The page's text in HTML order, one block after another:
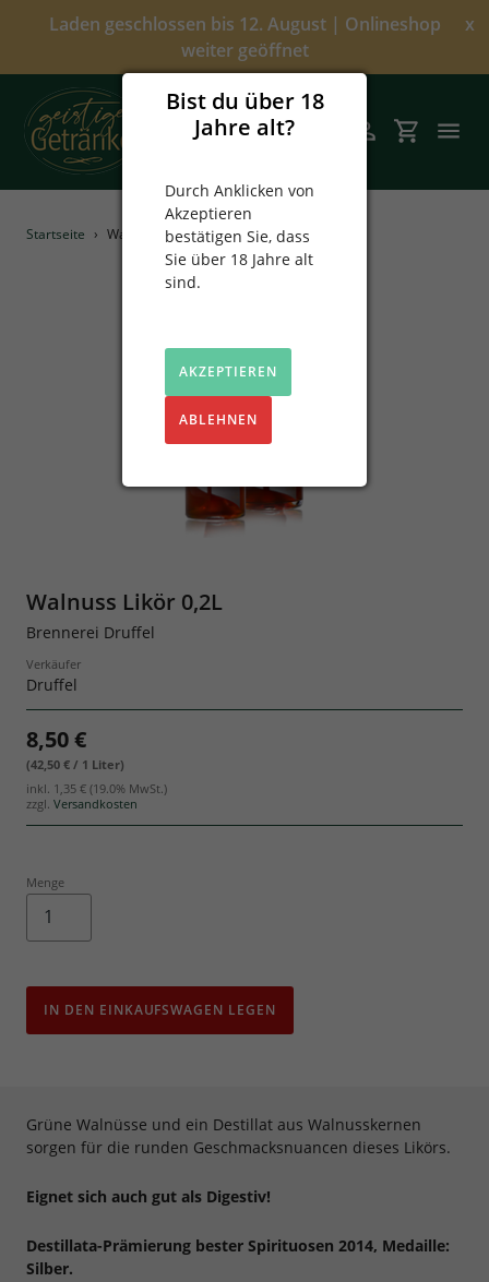
Bist du über 18
Jahre alt?
Durch Anklicken von
Akzeptieren
bestätigen Sie, dass
Sie über 18 Jahre alt
sind.
AKZEPTIEREN
ABLEHNEN
Laden geschlossen bis 12. August | Onlineshop
weiter geöffnet
x
SuchenEinloggen
Angebote
Startseite › Walnuss Likör 0,2L
Walnuss Likör 0,2L
Brennerei Druffel
Verkäufer
Druffel
8,50 €
(42,50 € / 1 Liter)
inkl. 1,35 € (19.0% MwSt.)
zzgl. Versandkosten
Menge
IN DEN EINKAUFSWAGEN LEGEN
Grüne Walnüsse und ein Destillat aus Walnusskernen
sorgen für die runden Geschmacksnuancen dieses Likörs.
Eignet sich auch gut als Digestiv!
Destillata-Prämierung bester Spirituosen 2014, Medaille:
Silber.